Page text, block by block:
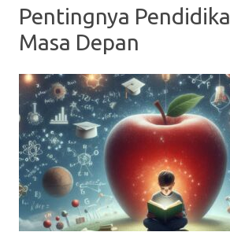
Pentingnya
Masa Depan